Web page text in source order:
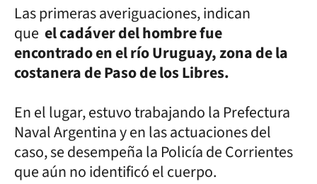
Las primeras averiguaciones, indican
que el cadáver del hombre fue
encontrado en el río Uruguay, zona de la
costanera de Paso de los Libres.
En el lugar, estuvo trabajando la Prefectura
Naval Argentina y en las actuaciones del
caso, se desempeña la Policía de Corrientes
que aún no identificó el cuerpo.